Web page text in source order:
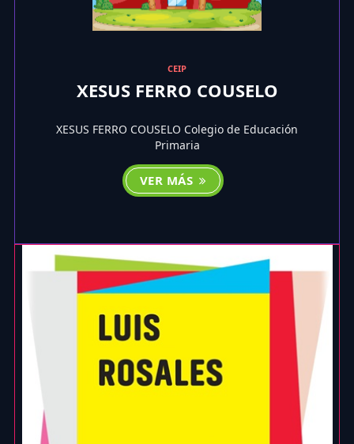
CEIP
XESUS FERRO COUSELO
XESUS FERRO COUSELO Colegio de Educación
Primaria
VER MÁS